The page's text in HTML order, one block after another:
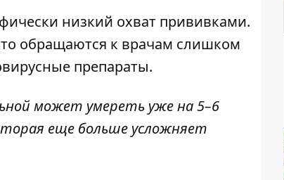
низкий охват прививками.
обращаются к врачам слишком
препараты.
может умереть уже на 5–6
еще больше усложняет